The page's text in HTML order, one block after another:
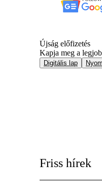
Újság előfizetés
Kapja meg a
Digitális lap
Friss hírek